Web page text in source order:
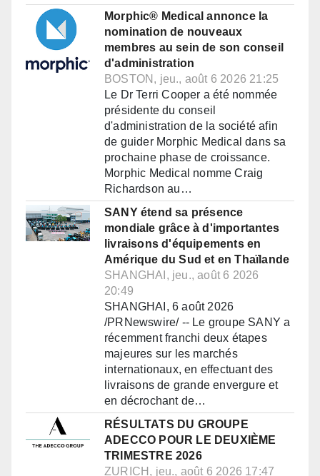
Morphic® Medical annonce la
nomination de nouveaux
membres au sein de son conseil
d'administration
BOSTON, jeu., août 6 2026 21:25
Le Dr Terri Cooper a été nommée
présidente du conseil
d'administration de la société afin
de guider Morphic Medical dans sa
prochaine phase de croissance.
Morphic Medical nomme Craig
Richardson au…
SANY étend sa présence
mondiale grâce à d'importantes
livraisons d'équipements en
Amérique du Sud et en Thaïlande
SHANGHAI, jeu., août 6 2026
20:49
SHANGHAI, 6 août 2026
/PRNewswire/ -- Le groupe SANY a
récemment franchi deux étapes
majeures sur les marchés
internationaux, en effectuant des
livraisons de grande envergure et
en décrochant de…
RÉSULTATS DU GROUPE
ADECCO POUR LE DEUXIÈME
TRIMESTRE 2026
ZURICH, jeu., août 6 2026 17:47